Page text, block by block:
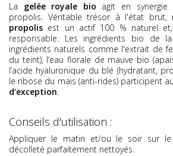
La gelée royale bio agit en synergie
propolis. Véritable trésor à l'état brut,
propolis est un actif 100 % naturel
responsable. Les ingrédients bio de
ingrédients naturels comme l'extrait de
du teint), l’eau florale de mauve bio
l’acide hyaluronique du blé (hydratant,
le ribose du maïs (anti-rides) participent
d’exception.
Conseils d'utilisation :
Appliquer le matin et/ou le soir sur
décolleté parfaitement nettoyés.